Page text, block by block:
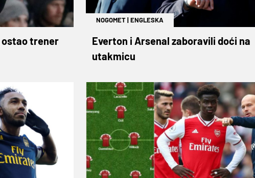
ostao trener
NOGOMET|ENGLESKA
Everton i Arsenal zaboravili doći na
utakmicu